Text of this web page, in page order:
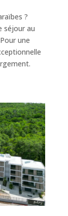
?
séjour au
une